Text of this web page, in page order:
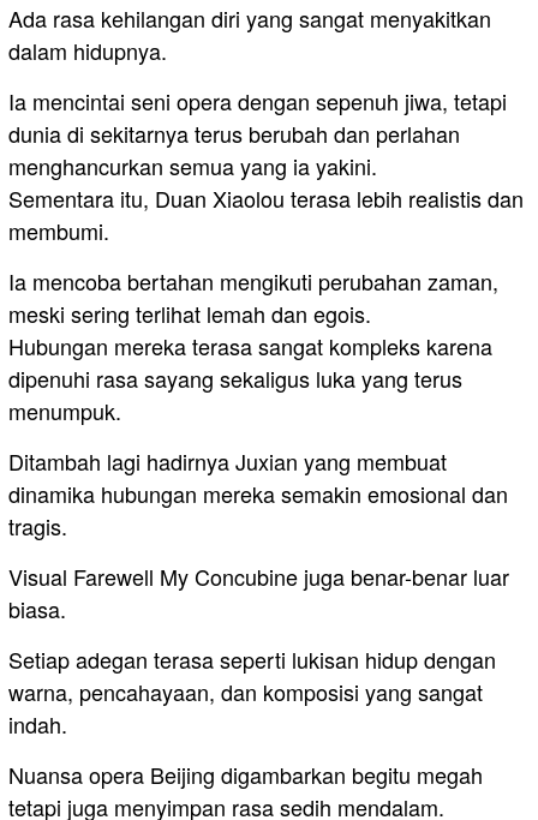
Ada rasa kehilangan diri yang sangat menyakitkan
dalam hidupnya.
Ia mencintai seni opera dengan sepenuh jiwa, tetapi
dunia di sekitarnya terus berubah dan perlahan
menghancurkan semua yang ia yakini.
Sementara itu, Duan Xiaolou terasa lebih realistis dan
membumi.
Ia mencoba bertahan mengikuti perubahan zaman,
meski sering terlihat lemah dan egois.
Hubungan mereka terasa sangat kompleks karena
dipenuhi rasa sayang sekaligus luka yang terus
menumpuk.
Ditambah lagi hadirnya Juxian yang membuat
dinamika hubungan mereka semakin emosional dan
tragis.
Visual Farewell My Concubine juga benar-benar luar
biasa.
Setiap adegan terasa seperti lukisan hidup dengan
warna, pencahayaan, dan komposisi yang sangat
indah.
Nuansa opera Beijing digambarkan begitu megah
tetapi juga menyimpan rasa sedih mendalam.